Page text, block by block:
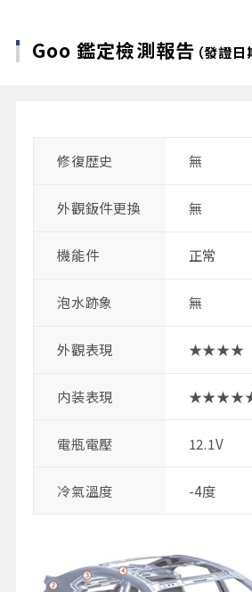
Goo 鑑定檢測報告 （發證
修復歴史 無
外觀鈑件更換 無
機能件 正常
泡水跡象 無
外觀表現 ★★★★
内装表現
電瓶電壓 12.1V
冷氣溫度 -4度